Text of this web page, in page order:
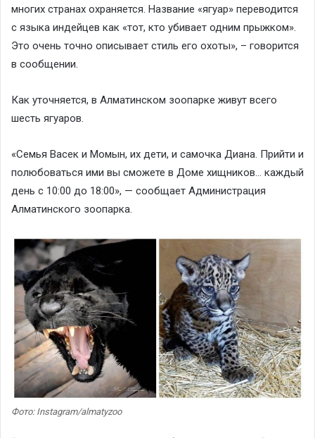
многих странах охраняется. Название «ягуар» переводится
с языка индейцев как «тот, кто убивает одним прыжком».
Это очень точно описывает стиль его охоты», – говорится
в сообщении.
Как уточняется, в Алматинском зоопарке живут всего
шесть ягуаров.
«Семья Васек и Момын, их дети, и самочка Диана. Прийти и
полюбоваться ими вы сможете в Доме хищников… каждый
день с 10:00 до 18:00», — сообщает Администрация
Алматинского зоопарка.
Фото: Instagram/almatyzoo